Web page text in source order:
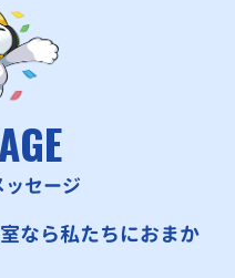
セージ
なら私たちにおまか